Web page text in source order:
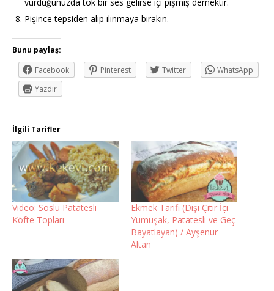
Pişince tepsiden alıp ılınmaya bırakın.
Bunu paylaş:
Facebook
Pinterest Twitter
WhatsApp
Yazdır
İlgili Tarifler
Video: Soslu Patatesli
Köfte Topları
Ekmek Tarifi (Dışı Çıtır İçi
Yumuşak, Patatesli ve Geç
Bayatlayan) / Ayşenur
Altan